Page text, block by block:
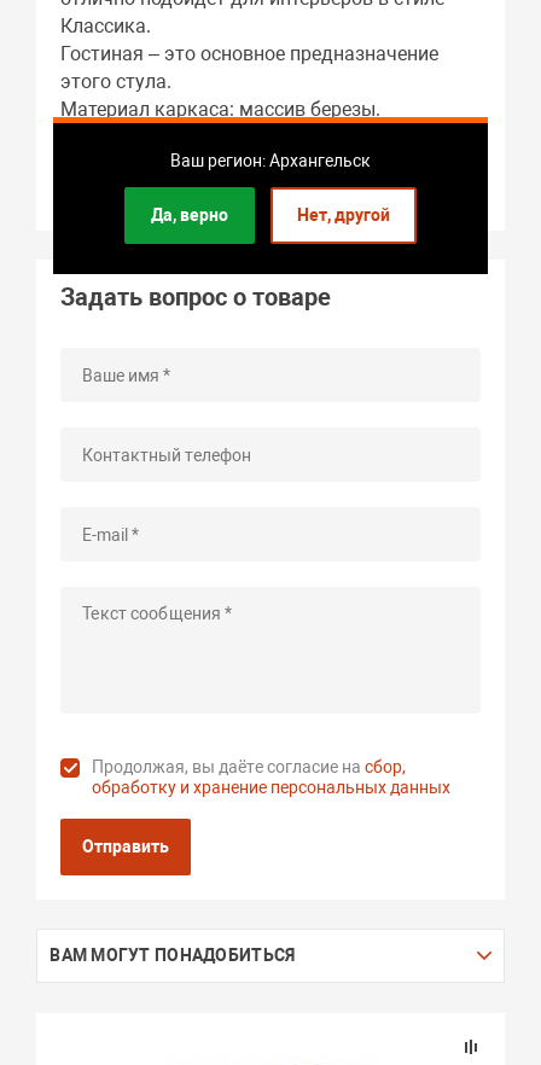
Ваш регион: Архангельск
Да, верно Нет, другой
Классика.
Гостиная – это основное предназначение
этого стула.
Материал каркаса: массив березы.
Вес стула: 7 кг.
Гарантия: 2 года.
Задать вопрос о товаре
Продолжая, вы даёте согласие насбор,
обработку и хранение персональных данных
Отправить
ВАМ МОГУТ ПОНАДОБИТЬСЯ